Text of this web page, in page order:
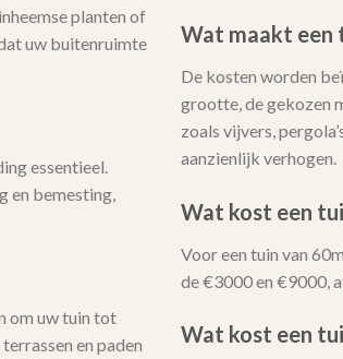
planten of
uw buitenruimte
essentieel.
en bemesting,
om uw tuin tot
en paden
Wat maakt een
De kosten worden
grootte, de gekozen
zoals vijvers,
aanzienlijk verhogen.
Wat kost een
Voor een tuin van
de €3000 en €9000,
Wat kost een